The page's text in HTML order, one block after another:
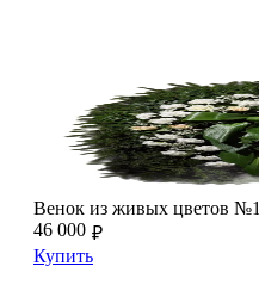
Венок из живых цветов №1
Венок из живых цветов №1
Венок из живых цветов №1
₽
46 000
Купить